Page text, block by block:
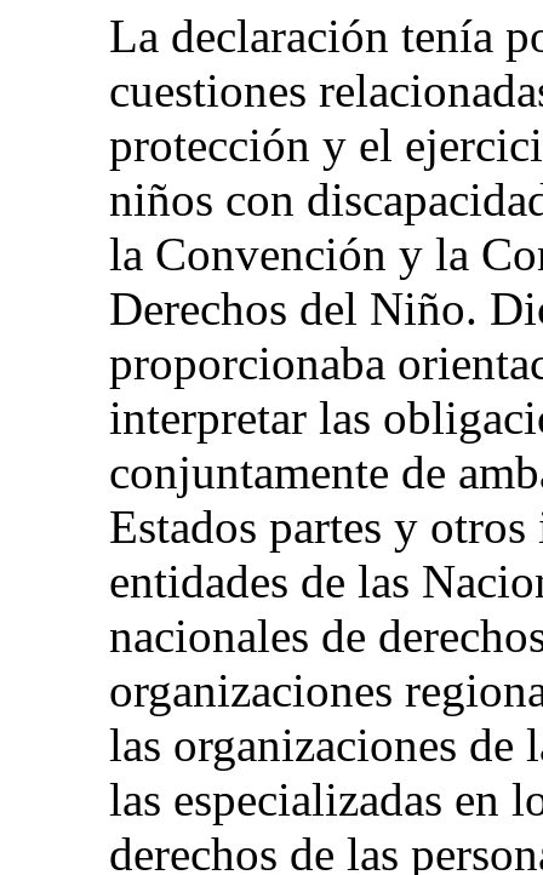
La declaración tenía
cuestiones
protección y el
niños con
la Convención y la
Derechos del Niño.
proporcionaba
interpretar las
conjuntamente de
Estados partes y
entidades de las
nacionales de
organizaciones
las organizaciones de
las especializadas en
derechos de las